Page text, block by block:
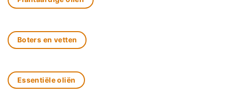
Boters en vetten
Essentiële oliën